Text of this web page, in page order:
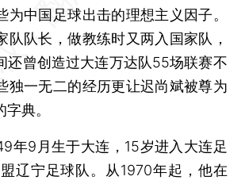
为中国足球出击的理想主义因子。
队队长，做教练时又两入国家队，
还曾创造过大连万达队55场联赛不
独一无二的经历更让迟尚斌被尊为
典。
9月生于大连，15岁进入大连足
辽宁足球队。从1970年起，他在